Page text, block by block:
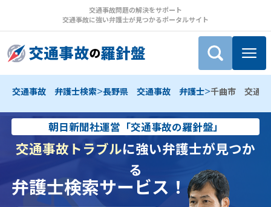
交通事故問題の解決をサポート
交通事故に強い弁護士が見つかるポータルサイト
交通事故 弁護士検索>長野県 交通事故 弁護士>千曲市 交通
朝日新聞社運営「交通事故の羅針盤」
交通事故トラブルに強い弁護士が見つか
る
弁護士検索サービス！